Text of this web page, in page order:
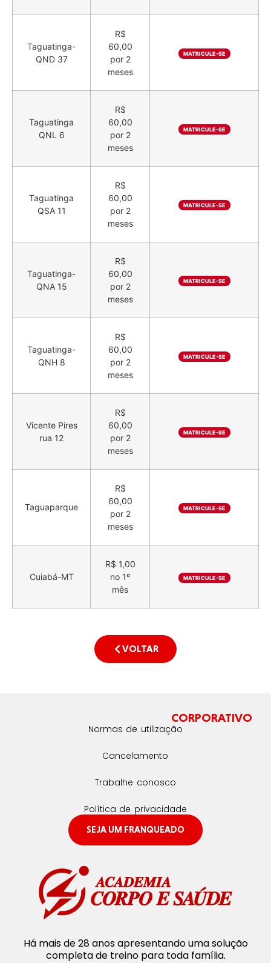
Taguatinga-
QND 37
R$
60,00
por 2
meses
MATRICULE-SE
Taguatinga
QNL 6
R$
60,00
por 2
meses
MATRICULE-SE
Taguatinga
QSA 11
R$
60,00
por 2
meses
MATRICULE-SE
Taguatinga-
QNA 15
R$
60,00
por 2
meses
MATRICULE-SE
Taguatinga-
QNH 8
R$
60,00
por 2
meses
MATRICULE-SE
Vicente Pires
rua 12
R$
60,00
por 2
meses
MATRICULE-SE
Taguaparque
R$
60,00
por 2
meses
MATRICULE-SE
Cuiabá-MT
R$ 1,00
no 1º
mês
MATRICULE-SE
VOLTAR
CORPORATIVO
Normas de utilização
Cancelamento
Trabalhe conosco
Política de privacidade
SEJA UM FRANQUEADO
Há mais de 28 anos apresentando uma solução
completa de treino para toda família.